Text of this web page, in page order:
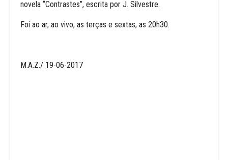
novela “Contrastes”, escrita por J. Silvestre.
Foi ao ar, ao vivo, as terças e sextas, as 20h30.
M.A.Z./ 19-06-2017